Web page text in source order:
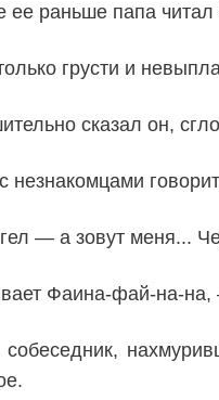
раньше папа читал
грусти и
сказал он,
— а зовут меня...
Фаина-фай-на-на,